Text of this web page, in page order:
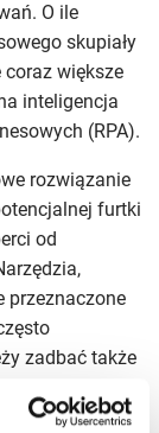
O ile
skupiały
coraz większe
inteligencja
(RPA).
rozwiązanie
furtki
od
przeznaczone
zadbać także